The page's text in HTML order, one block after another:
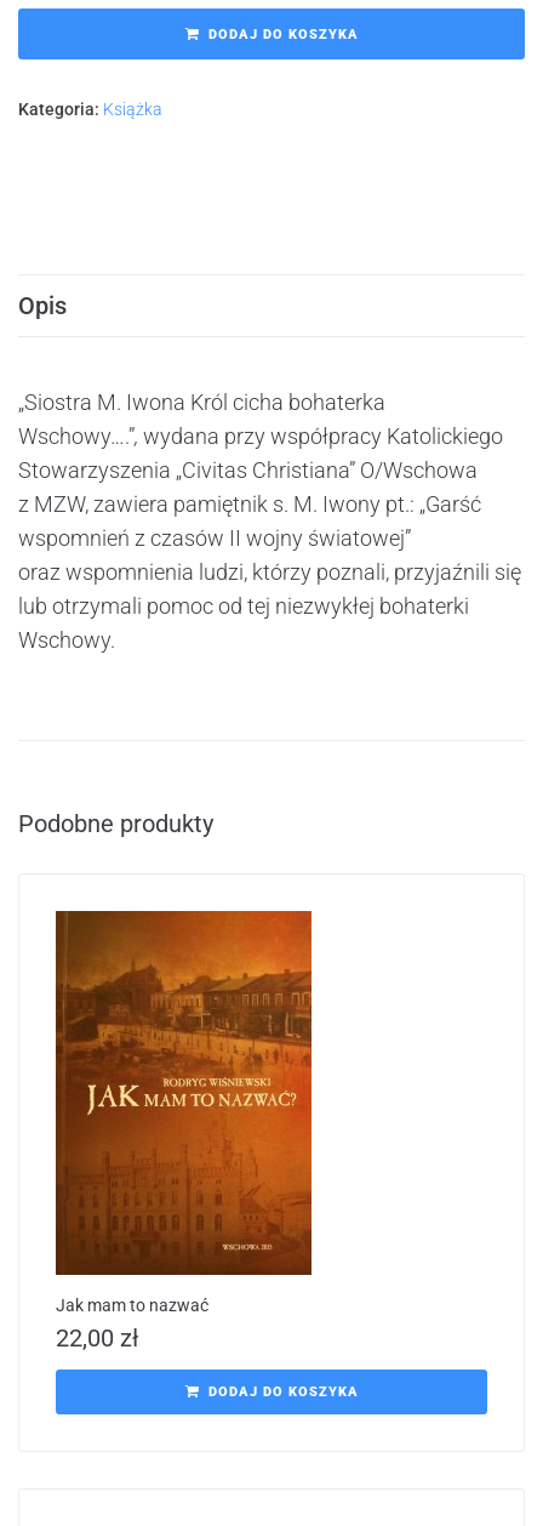
DODAJ DO KOSZYKA
Kategoria: Książka
Opis
„Siostra M. Iwona Król cicha bohaterka
Wschowy….”, wydana przy współpracy Katolickiego
Stowarzyszenia „Civitas Christiana” O/Wschowa
z MZW, zawiera pamiętnik s. M. Iwony pt.: „Garść
wspomnień z czasów II wojny światowej”
oraz wspomnienia ludzi, którzy poznali, przyjaźnili się
lub otrzymali pomoc od tej niezwykłej bohaterki
Wschowy.
Podobne produkty
Jak mam to nazwać
22,00 zł
DODAJ DO KOSZYKA